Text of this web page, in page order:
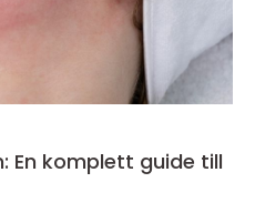
En komplett guide till